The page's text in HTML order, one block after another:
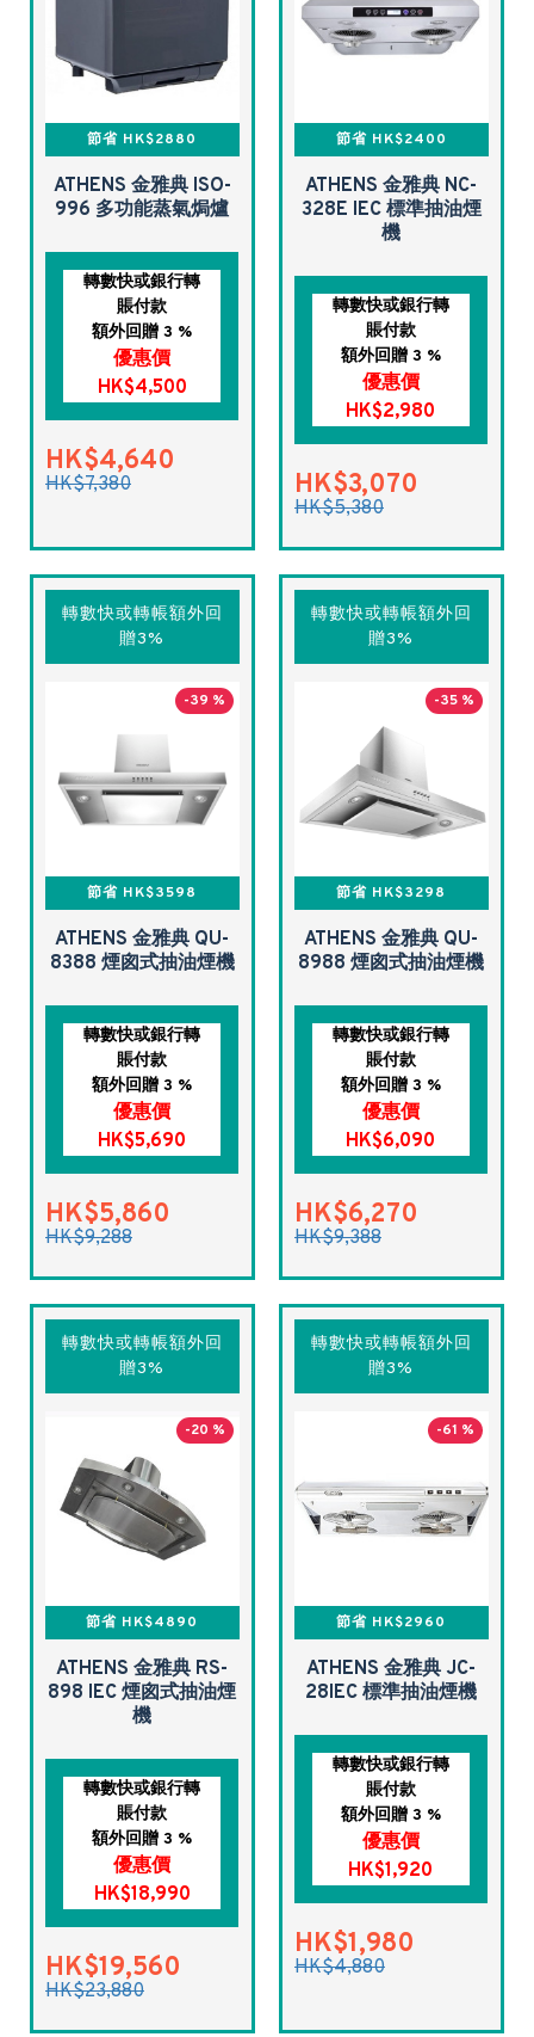
節省 HK$2880
ATHENS 金雅典 ISO-
996 多功能蒸氣焗爐
轉數快或銀行轉
賬付款
額外回贈 3 %
優惠價
HK$4,500
HK$4,640
HK$7,380
節省 HK$2400
ATHENS 金雅典 NC-
328E IEC 標準抽油煙
機
轉數快或銀行轉
賬付款
額外回贈 3 %
優惠價
HK$2,980
HK$3,070
HK$5,380
轉數快或轉帳額外回
贈3%
-39 %
節省 HK$3598
ATHENS 金雅典 QU-
8388 煙囪式抽油煙機
轉數快或銀行轉
賬付款
額外回贈 3 %
優惠價
HK$5,690
HK$5,860
HK$9,288
轉數快或轉帳額外回
贈3%
-35 %
節省 HK$3298
ATHENS 金雅典 QU-
8988 煙囪式抽油煙機
轉數快或銀行轉
賬付款
額外回贈 3 %
優惠價
HK$6,090
HK$6,270
HK$9,388
轉數快或轉帳額外回
贈3%
-20 %
節省 HK$4890
ATHENS 金雅典 RS-
898 IEC 煙囪式抽油煙
機
轉數快或銀行轉
賬付款
額外回贈 3 %
優惠價
HK$18,990
HK$19,560
HK$23,880
轉數快或轉帳額外回
贈3%
-61 %
節省 HK$2960
ATHENS 金雅典 JC-
28IEC 標準抽油煙機
轉數快或銀行轉
賬付款
額外回贈 3 %
優惠價
HK$1,920
HK$1,980
HK$4,880